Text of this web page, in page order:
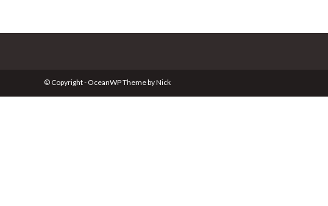
© Copyright - OceanWP Theme by Nick